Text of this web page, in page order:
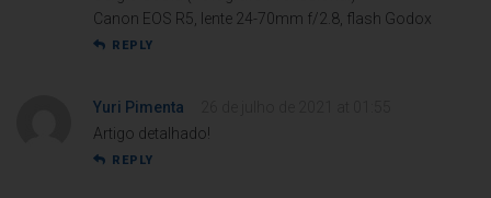
Canon EOS R5, lente 24-70mm f/2.8, flash Godox
REPLY
Yuri Pimenta
Artigo detalhado!
REPLY